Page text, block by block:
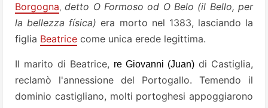
Borgogna,detto O Formoso od O Belo (il Bello, per
la bellezza física) era morto nel 1383, lasciando la
figlia Beatrice come unica erede legittima.
Il marito di Beatrice, re Giovanni (Juan) di Castiglia,
reclamò l'annessione del Portogallo. Temendo il
dominio castigliano, molti portoghesi appoggiarono